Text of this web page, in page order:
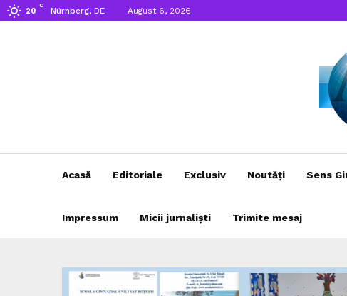
20
C
Nürnberg, DE August 6, 2026
Acasă Editoriale Exclusiv Noutăți Sens
Impressum Micii jurnaliști Trimite mesaj